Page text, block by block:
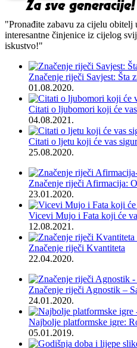
"Pronađite zabavu za cijelu
interesantne činjenice iz cijelog
iskustvo!"
Značenje riječi Savjest: Šta
01.08.2020.
Citati o ljubomori koji će
04.08.2021.
Citati o ljetu koji će vas
25.08.2020.
Značenje riječi Afirmacija:
23.01.2020.
Vicevi Mujo i Fata koji će
12.08.2021.
Značenje riječi Kvantiteta
22.04.2020.
Značenje riječi Agnostik –
24.01.2020.
Najbolje platformske igre:
05.01.2019.